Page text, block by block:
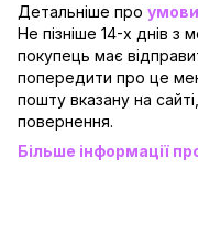
Детальніше про
Не пізніше 14-х днів
покупець має
попередити про це
пошту вказану на
повернення.
Більше інформації